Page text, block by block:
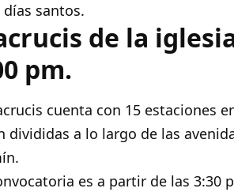
días santos.
de la
pm.
cuenta con 15 estaciones
divididas a lo largo de las
es a partir de las 3:30